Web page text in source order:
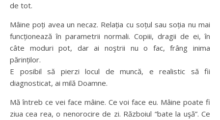
de tot.
Mâine poți avea un necaz. Relația cu soțul sau soția nu mai
funcționează în parametrii normali. Copiii, dragii de ei, în
câte moduri pot, dar ai noştrii nu o fac, frâng inima
părinților.
E posibil să pierzi locul de muncă, e realistic să fii
diagnosticat, ai milă Doamne.
Mă întreb ce vei face mâine. Ce voi face eu. Mâine poate fi
ziua cea rea, o nenorocire de zi. Războiul “bate la uşă”. Ce